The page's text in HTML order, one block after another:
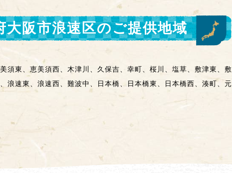
大阪市浪速区のご提供地域
須東、恵美須西、木津川、久保吉、幸町、桜川、塩草、敷津東、敷
浪速東、浪速西、難波中、日本橋、日本橋東、日本橋西、湊町、元